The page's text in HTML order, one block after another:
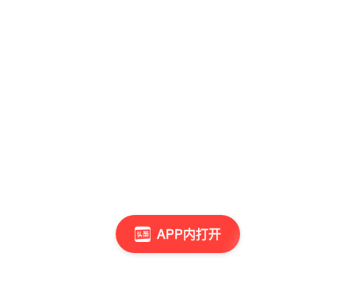
APP内打开